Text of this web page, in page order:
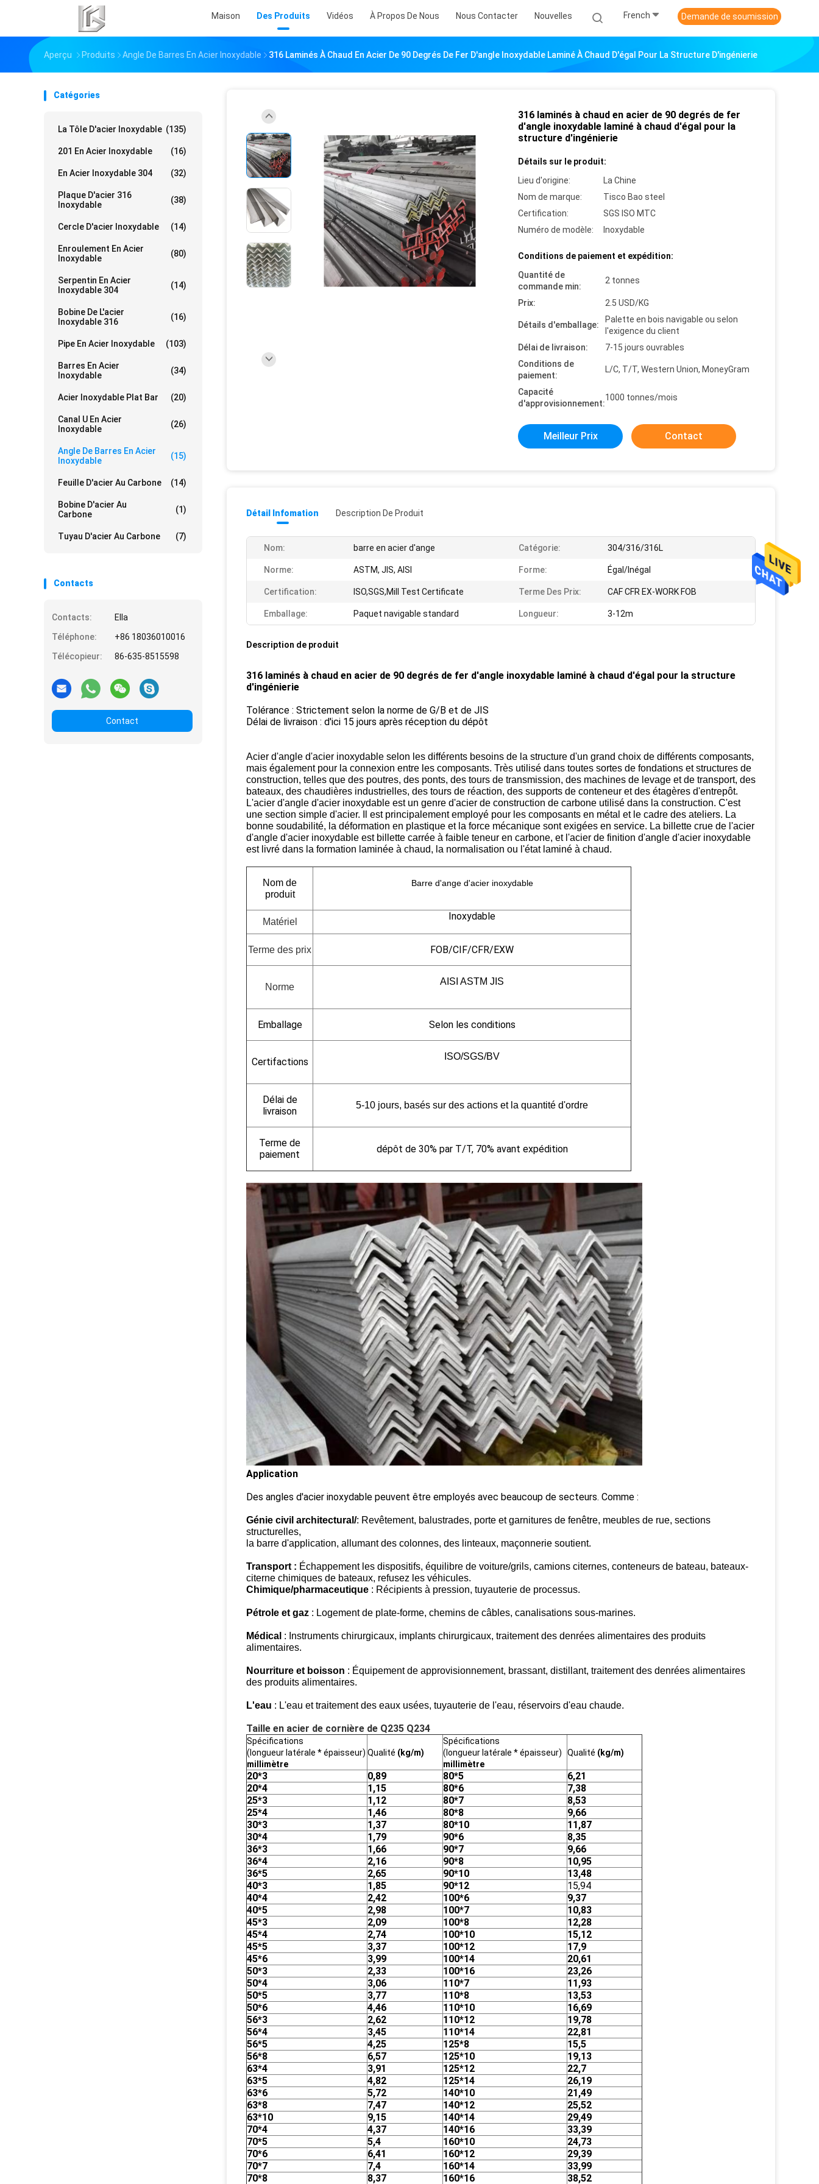
Maison Des Produits Vidéos À Propos De Nous Nous Contacter Nouvelles French Demande de soumission
Aperçu Produits Angle De Barres En Acier Inoxydable 316 Laminés À Chaud En Acier De 90 Degrés De Fer D'angle Inoxydable Laminé À Chaud D'égal Pour La Structure D'ingénierie
Catégories
La Tôle D'acier Inoxydable (135)
201 En Acier Inoxydable (16)
En Acier Inoxydable 304 (32)
Plaque D'acier 316
Inoxydable
(38)
Cercle D'acier Inoxydable (14)
Enroulement En Acier
Inoxydable
(80)
Serpentin En Acier
Inoxydable 304
(14)
Bobine De L'acier
Inoxydable 316
(16)
Pipe En Acier Inoxydable (103)
Barres En Acier
Inoxydable
(34)
Acier Inoxydable Plat Bar (20)
Canal U En Acier
Inoxydable
(26)
Angle De Barres En Acier
Inoxydable
(15)
Feuille D'acier Au Carbone (14)
Bobine D'acier Au
Carbone
(1)
Tuyau D'acier Au Carbone (7)
Contacts
Contacts:
Ella
Téléphone:
+86 18036010016
Télécopieur:
86-635-8515598
Contact
316 laminés à chaud en acier de 90 degrés de fer
d'angle inoxydable laminé à chaud d'égal pour la
structure d'ingénierie
Détails sur le produit:
Lieu d'origine:
La Chine
Nom de marque:
Tisco Bao steel
Certification:
SGS ISO MTC
Numéro de modèle:
Inoxydable
Conditions de paiement et expédition:
Quantité de
commande min:
2 tonnes
Prix: 2.5 USD/KG
Détails d'emballage:
Palette en bois navigable ou selon
l'exigence du client
Délai de livraison:
7-15 jours ouvrables
Conditions de
paiement:
L/C, T/T, Western Union, MoneyGram
Capacité
d'approvisionnement:
1000 tonnes/mois
Meilleur Prix Contact
Détail Infomation Description De Produit
Nom: barre en acier d'ange Catégorie: 304/316/316L
Norme: ASTM, JIS, AISI Forme: Égal/Inégal
Certification: ISO,SGS,Mill Test Certificate Terme Des Prix: CAF CFR EX-WORK FOB
Emballage: Paquet navigable standard Longueur: 3-12m
Description de produit
316 laminés à chaud en acier de 90 degrés de fer d'angle inoxydable laminé à chaud d'égal pour la structure
d'ingénierie
Tolérance : Strictement selon la norme de G/B et de JIS
Délai de livraison : d'ici 15 jours après réception du dépôt
Acier d'angle d'acier inoxydable selon les différents besoins de la structure d'un grand choix de différents composants,
mais également pour la connexion entre les composants. Très utilisé dans toutes sortes de fondations et structures de
construction, telles que des poutres, des ponts, des tours de transmission, des machines de levage et de transport, des
bateaux, des chaudières industrielles, des tours de réaction, des supports de conteneur et des étagères d'entrepôt.
L'acier d'angle d'acier inoxydable est un genre d'acier de construction de carbone utilisé dans la construction. C'est
une section simple d'acier. Il est principalement employé pour les composants en métal et le cadre des ateliers. La
bonne soudabilité, la déformation en plastique et la force mécanique sont exigées en service. La billette crue de l'acier
d'angle d'acier inoxydable est billette carrée à faible teneur en carbone, et l'acier de finition d'angle d'acier inoxydable
est livré dans la formation laminée à chaud, la normalisation ou l'état laminé à chaud.
Nom de
produit
Barre d'ange d'acier inoxydable
Matériel Inoxydable
Terme des prix FOB/CIF/CFR/EXW
Norme
AISI ASTM JIS
Emballage Selon les conditions
Certifactions ISO/SGS/BV
Délai de
livraison
5-10 jours, basés sur des actions et la quantité d'ordre
Terme de
paiement
dépôt de 30% par T/T, 70% avant expédition
Application
Des angles d'acier inoxydable peuvent être employés avec beaucoup de secteurs. Comme :
Génie civil architectural/: Revêtement, balustrades, porte et garnitures de fenêtre, meubles de rue, sections
structurelles,
la barre d'application, allumant des colonnes, des linteaux, maçonnerie soutient.
Transport : Échappement les dispositifs, équilibre de voiture/grils, camions citernes, conteneurs de bateau, bateaux-
citerne chimiques de bateaux, refusez les véhicules.
Chimique/pharmaceutique : Récipients à pression, tuyauterie de processus.
Pétrole et gaz : Logement de plate-forme, chemins de câbles, canalisations sous-marines.
Médical : Instruments chirurgicaux, implants chirurgicaux, traitement des denrées alimentaires des produits
alimentaires.
Nourriture et boisson : Équipement de approvisionnement, brassant, distillant, traitement des denrées alimentaires
des produits alimentaires.
L'eau : L'eau et traitement des eaux usées, tuyauterie de l'eau, réservoirs d'eau chaude.
Taille en acier de cornière de Q235 Q234
Spécifications
(longueur latérale * épaisseur)
millimètre
Qualité (kg/m)
Spécifications
(longueur latérale * épaisseur)
millimètre
Qualité (kg/m)
20*3 0,89 80*5
6,21
20*4
1,15 80*6
7,38
25*3
1,12 80*7
8,53
25*4
1,46 80*8
9,66
30*3
1,37 80*10
11,87
30*4
1,79 90*6
8,35
36*3
1,66 90*7
9,66
36*4
2,16 90*8
10,95
36*5
2,65 90*10
13,48
40*3
1,85 90*12
15,94
40*4
2,42 100*6
9,37
40*5
2,98 100*7
10,83
45*3
2,09 100*8
12,28
45*4
2,74 100*10
15,12
45*5
3,37 100*12
17,9
45*6
3,99 100*14
20,61
50*3
2,33 100*16
23,26
50*4
3,06 110*7
11,93
50*5
3,77 110*8
13,53
50*6
4,46 110*10
16,69
56*3
2,62 110*12
19,78
56*4
3,45 110*14
22,81
56*5
4,25 125*8
15,5
56*8
6,57 125*10
19,13
63*4
3,91 125*12
22,7
63*5
4,82 125*14
26,19
63*6
5,72 140*10
21,49
63*8
7,47 140*12
25,52
63*10
9,15 140*14
29,49
70*4
4,37 140*16
33,39
70*5
5,4 160*10
24,73
70*6
6,41 160*12
29,39
70*7
7,4 160*14
33,99
70*8
8,37 160*16 38,52